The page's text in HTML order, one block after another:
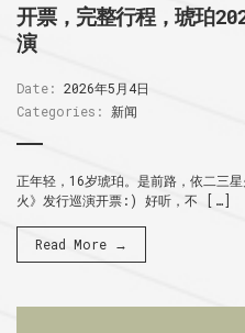
开票，完整行程，琥珀
演
Date: 2026年5月4日
Categories:
新闻
正年轻，16岁琥珀。是前路，依二三
火》发行巡演开票:) 好听，不 […]
Read More →